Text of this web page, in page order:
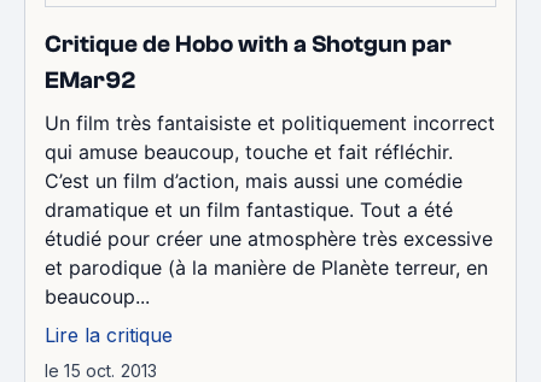
Critique de Hobo with a Shotgun par
EMar92
Un film très fantaisiste et politiquement incorrect
qui amuse beaucoup, touche et fait réfléchir.
C’est un film d’action, mais aussi une comédie
dramatique et un film fantastique. Tout a été
étudié pour créer une atmosphère très excessive
et parodique (à la manière de Planète terreur, en
beaucoup...
Lire la critique
le 15 oct. 2013